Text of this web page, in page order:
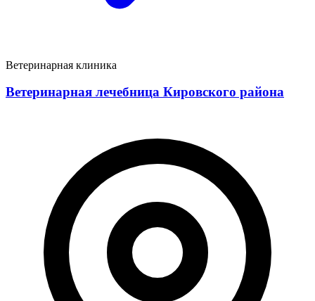
Ветеринарная клиника
Ветеринарная лечебница Кировского района